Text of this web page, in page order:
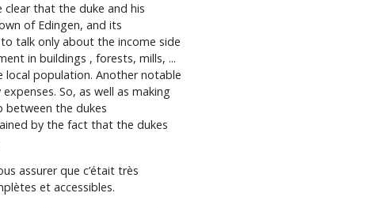
that the duke and his
of Edingen, and its
talk only about the income side
in buildings , forests, mills, ...
population. Another notable
So, as well as making
between the dukes
by the fact that the dukes
assurer que c’était très
et accessibles.